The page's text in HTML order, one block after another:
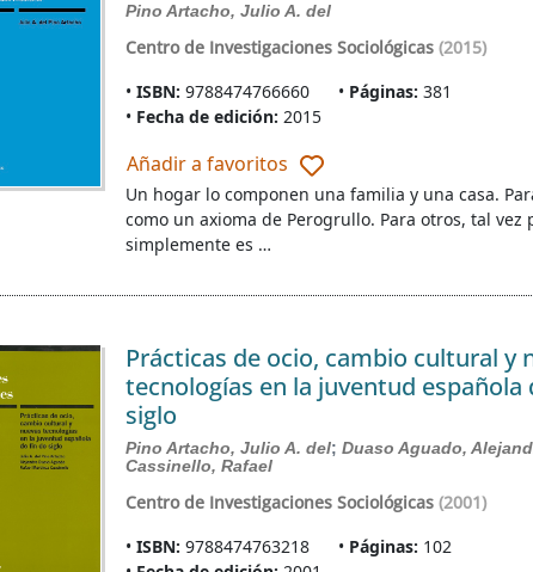
Pino Artacho, Julio A. del
Centro de Investigaciones Sociológicas (2015)
ISBN: 9788474766660 Páginas: 381
Fecha de edición: 2015
Añadir a favoritos
Un hogar lo componen una familia y una casa.
como un axioma de Perogrullo. Para otros, tal
simplemente es …
Prácticas de ocio, cambio cultural y
tecnologías en la juventud española
siglo
Pino Artacho, Julio A. del;Duaso Aguado,
Cassinello, Rafael
Centro de Investigaciones Sociológicas (2001)
ISBN: 9788474763218 Páginas: 102